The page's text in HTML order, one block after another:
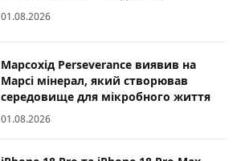
01.08.2026
Марсохід Perseverance виявив на
Марсі мінерал, який створював
середовище для мікробного життя
01.08.2026